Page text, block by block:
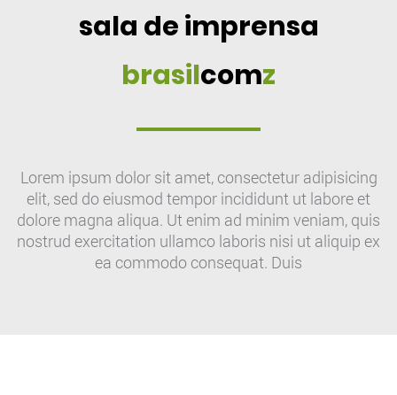
sala de imprensa
brasilcomz
Lorem ipsum dolor sit amet, consectetur adipisicing
elit, sed do eiusmod tempor incididunt ut labore et
dolore magna aliqua. Ut enim ad minim veniam, quis
nostrud exercitation ullamco laboris nisi ut aliquip ex
ea commodo consequat. Duis